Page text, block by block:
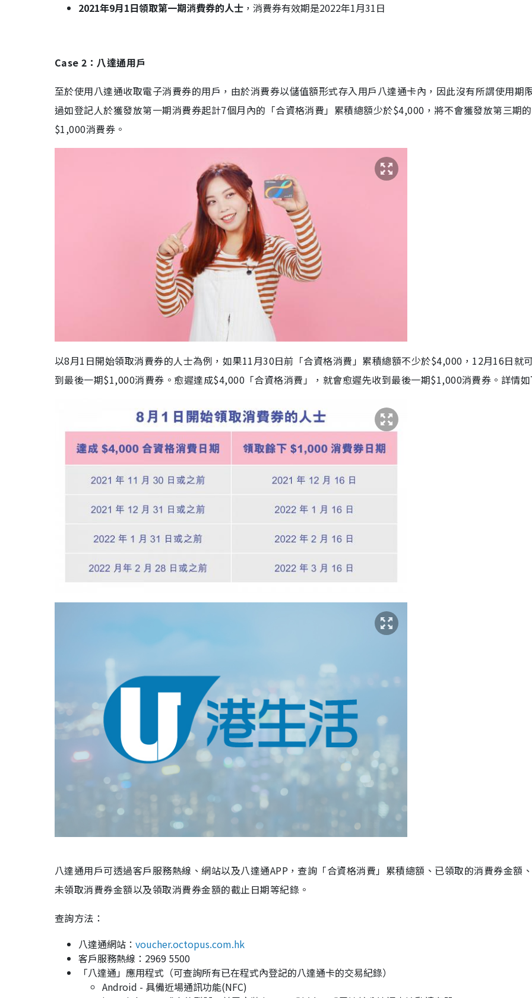
2021年9月1日領取第一期消費券的人士 ，消費券有效期是2022年1月31日
Case 2：八達通用戶
至於使用八達通收取電子消費券的用戶，由於消費券以儲值額形式存入用戶八達通卡內，因此沒有所謂使用期
過如登記人於獲發放第一期消費券起計7個月內的「合資格消費」累積總額少於$4,000，將不會獲發放第三期的
$1,000消費券。
以8月1日開始領取消費券的人士為例，如果11月30日前「合資格消費」累積總額不少於$4,000，12月16日就
到最後一期$1,000消費券。愈遲達成$4,000「合資格消費」，就會愈遲先收到最後一期$1,000消費券。詳情
八達通用戶可透過客戶服務熱線、網站以及八達通APP，查詢「合資格消費」累積總額、已領取的消費券金額
未領取消費券金額以及領取消費券金額的截止日期等紀錄。
查詢方法：
八達通網站： voucher.octopus.com.hk
客戶服務熱線：2969 5500
「八達通」應用程式（可查詢所有已在程式內登記的八達通卡的交易紀錄）
Android - 具備近場通訊功能(NFC)